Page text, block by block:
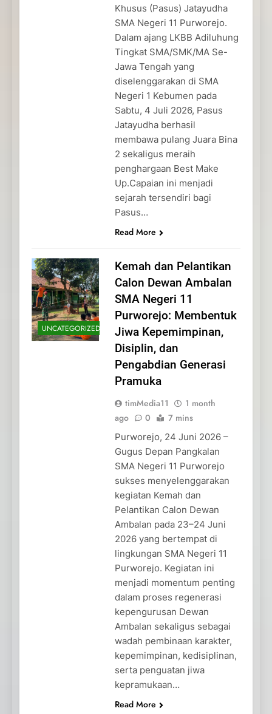
Khusus (Pasus) Jatayudha
SMA Negeri 11 Purworejo.
Dalam ajang LKBB Adiluhung
Tingkat SMA/SMK/MA Se-
Jawa Tengah yang
diselenggarakan di SMA
Negeri 1 Kebumen pada
Sabtu, 4 Juli 2026, Pasus
Jatayudha berhasil
membawa pulang Juara Bina
2 sekaligus meraih
penghargaan Best Make
Up.Capaian ini menjadi
sejarah tersendiri bagi
Pasus…
Read More
UNCATEGORIZED
Kemah dan Pelantikan
Calon Dewan Ambalan
SMA Negeri 11
Purworejo: Membentuk
Jiwa Kepemimpinan,
Disiplin, dan
Pengabdian Generasi
Pramuka
timMedia11
1 month
ago
0 7 mins
Purworejo, 24 Juni 2026 –
Gugus Depan Pangkalan
SMA Negeri 11 Purworejo
sukses menyelenggarakan
kegiatan Kemah dan
Pelantikan Calon Dewan
Ambalan pada 23–24 Juni
2026 yang bertempat di
lingkungan SMA Negeri 11
Purworejo. Kegiatan ini
menjadi momentum penting
dalam proses regenerasi
kepengurusan Dewan
Ambalan sekaligus sebagai
wadah pembinaan karakter,
kepemimpinan, kedisiplinan,
serta penguatan jiwa
kepramukaan…
Read More